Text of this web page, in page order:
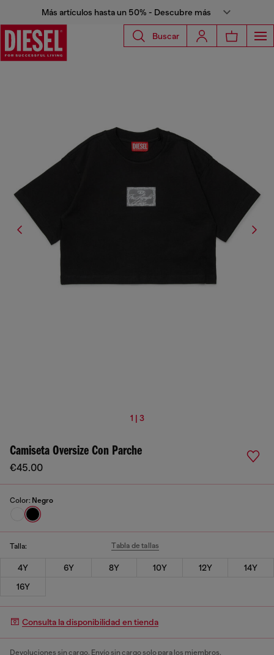
Más artículos hasta un 50% - Descubre más
Buscar
1 | 3
Camiseta Oversize Con Parche
€45.00
Color: Negro
Talla: Tabla de tallas
4Y 6Y 8Y 10Y 12Y
14Y
16Y
Consulta la disponibilidad en tienda
Devoluciones sin cargo. Envío sin cargo solo para los miembros.